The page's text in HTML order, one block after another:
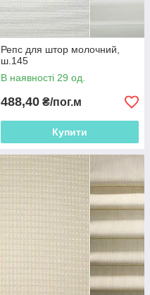
Репс для штор молочний,
ш.145
В наявності 29 од.
488,40 ₴/пог.м
Купити